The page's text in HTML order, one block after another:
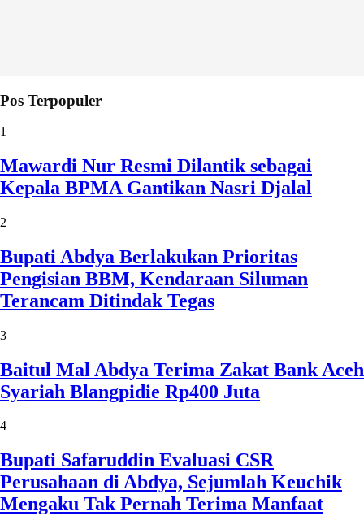
Pos Terpopuler
1
Mawardi Nur Resmi Dilantik sebagai
Kepala BPMA Gantikan Nasri Djalal
2
Bupati Abdya Berlakukan Prioritas
Pengisian BBM, Kendaraan Siluman
Terancam Ditindak Tegas
3
Baitul Mal Abdya Terima Zakat Bank Aceh
Syariah Blangpidie Rp400 Juta
4
Bupati Safaruddin Evaluasi CSR
Perusahaan di Abdya, Sejumlah Keuchik
Mengaku Tak Pernah Terima Manfaat